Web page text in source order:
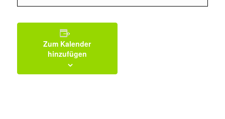
Zum Kalender
hinzufügen